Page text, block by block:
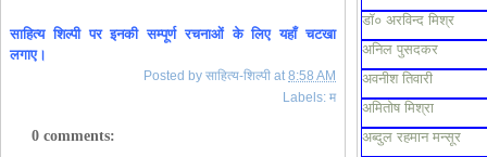
साहित्य शिल्पी पर इनकी सम्पूर्ण रचनाओं के लिए यहाँ चटखा
लगाए।
Posted by साहित्य-शिल्पी at 8:58 AM
Labels: म
0 comments:
डॉ० अरविन्द मिश्र
अनिल पुसदकर
अवनीश तिवारी
अमितोष मिश्रा
अब्दुल रहमान मन्सूर